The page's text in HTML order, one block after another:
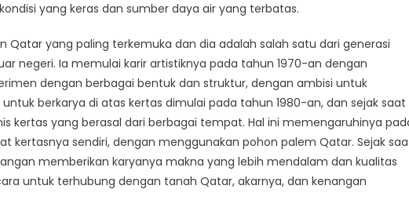
yang keras dan sumber daya air yang terbatas.
Qatar yang paling terkemuka dan dia adalah salah satu dari generasi
negeri. Ia memulai karir artistiknya pada tahun 1970-an dengan
dengan berbagai bentuk dan struktur, dengan ambisi untuk
berkarya di atas kertas dimulai pada tahun 1980-an, dan sejak saat
kertas yang berasal dari berbagai tempat. Hal ini memengaruhinya
kertasnya sendiri, dengan menggunakan pohon palem Qatar. Sejak
memberikan karyanya makna yang lebih mendalam dan kualitas
untuk terhubung dengan tanah Qatar, akarnya, dan kenangan